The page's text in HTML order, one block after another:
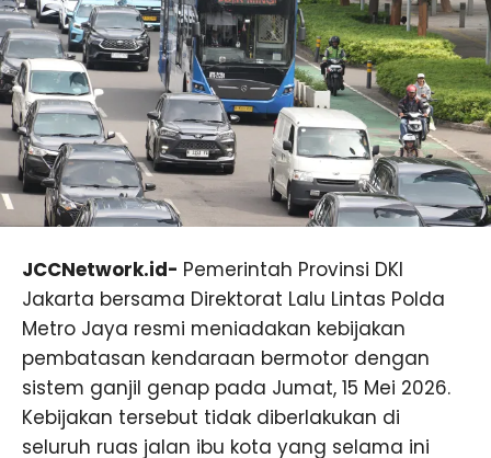
JCCNetwork.id- Pemerintah Provinsi DKI
Jakarta bersama Direktorat Lalu Lintas Polda
Metro Jaya resmi meniadakan kebijakan
pembatasan kendaraan bermotor dengan
sistem ganjil genap pada Jumat, 15 Mei 2026.
Kebijakan tersebut tidak diberlakukan di
seluruh ruas jalan ibu kota yang selama ini